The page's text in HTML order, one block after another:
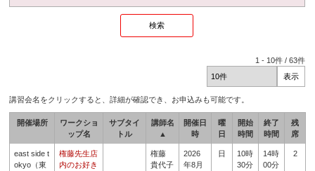
1 - 10件 /63件
講習会名をクリックすると、詳細が確認でき、お申込みも可能です。
開催場所
ワークショ
ップ名
サブタイ
トル
講師名
▲
開催日
時
曜
日
開始
時間
終了
時間
残
席
east side t
okyo（東
権藤先生店
内のお好き
権藤
貴代子
2026
年8月
日
10時
30分
14時
00分
2